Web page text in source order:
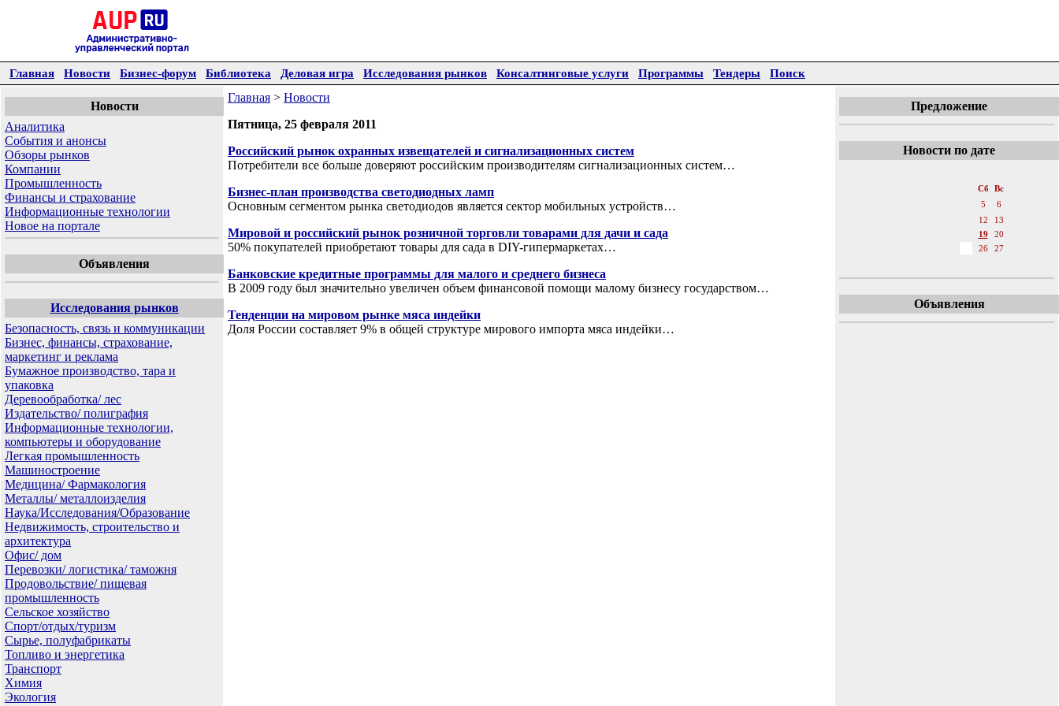
Главная Новости Бизнес-форум Библиотека Деловая игра Исследования рынков Консалтинговые услуги Программы Тендеры Поиск
Новости
Аналитика
События и анонсы
Обзоры рынков
Компании
Промышленность
Финансы и страхование
Информационные технологии
Новое на портале
Объявления
Исследования рынков
Безопасность, связь и коммуникации
Бизнес, финансы, страхование,
маркетинг и реклама
Бумажное производство, тара и
упаковка
Деревообработка/ лес
Издательство/ полиграфия
Информационные технологии,
компьютеры и оборудование
Легкая промышленность
Машиностроение
Медицина/ Фармакология
Металлы/ металлоизделия
Наука/Исследования/Образование
Недвижимость, строительство и
архитектура
Офис/ дом
Перевозки/ логистика/ таможня
Продовольствие/ пищевая
промышленность
Сельское хозяйство
Спорт/отдых/туризм
Сырье, полуфабрикаты
Топливо и энергетика
Транспорт
Химия
Экология
Главная > Новости
Пятница, 25 февраля 2011
Российский рынок охранных извещателей и сигнализационных систем
Потребители все больше доверяют российским производителям сигнализационных систем…
Бизнес-план производства светодиодных ламп
Основным сегментом рынка светодиодов является сектор мобильных устройств…
Мировой и российский рынок розничной торговли товарами для дачи и сада
50% покупателей приобретают товары для сада в DIY-гипермаркетах…
Банковские кредитные программы для малого и среднего бизнеса
В 2009 году был значительно увеличен объем финансовой помощи малому бизнесу государством…
Тенденции на мировом рынке мяса индейки
Доля России составляет 9% в общей структуре мирового импорта мяса индейки…
Предложение
Новости по дате
Сб
Вс
5
6
12
13
19
20
26
27
Объявления